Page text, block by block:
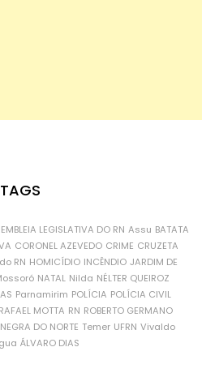
TAGS
LEGISLATIVA DO RN Assu BATATA
CORONEL AZEVEDO CRIME CRUZETA
RN HOMICÍDIO INCÊNDIO JARDIM DE
NATAL Nilda NÉLTER QUEIROZ
Parnamirim POLÍCIA POLÍCIA CIVIL
RAFAEL MOTTA RN ROBERTO GERMANO
DO NORTE Temer UFRN Vivaldo
ÁLVARO DIAS